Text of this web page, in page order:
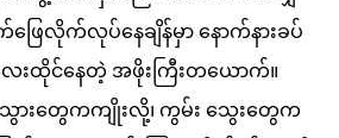
ေလိုက်လုပ်နေချိန်မှာ နောက်နားခပ်
းထိုင်နေတဲ့ အဖိုးကြီးတယောက်။
ားတွေကကျိုးလို့၊ ကွမ်း သွေးတွေက